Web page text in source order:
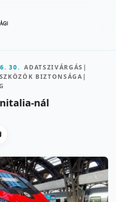
30. ADATSZIVÁRGÁS |
BIZTONSÁGA |
nál
X-en emailben